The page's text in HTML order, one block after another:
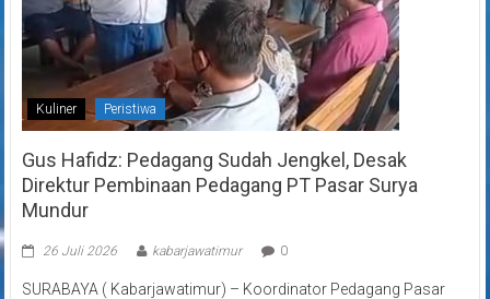
Kuliner Peristiwa
Gus Hafidz: Pedagang Sudah Jengkel, Desak
Direktur Pembinaan Pedagang PT Pasar Surya
Mundur
26 Juli 2026 kabarjawatimur 0
SURABAYA ( Kabarjawatimur) – Koordinator Pedagang Pasar